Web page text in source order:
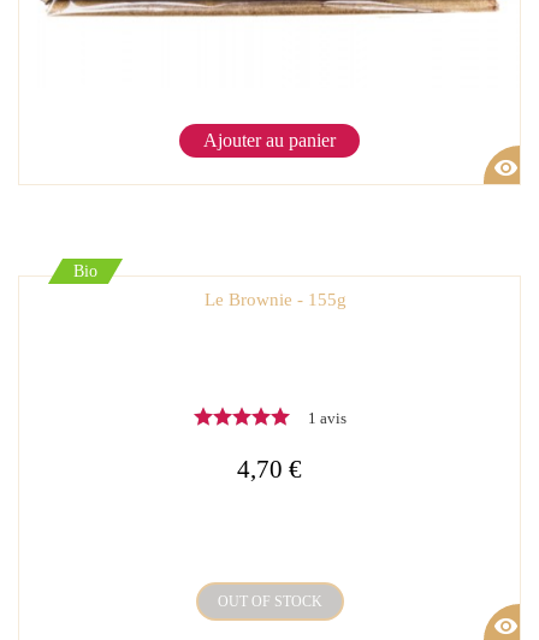
Ajouter au panier
visibility
Bio
Le Brownie - 155g
1 avis
4,70 €
OUT OF STOCK
visibility